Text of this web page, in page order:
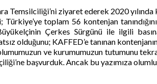
Temsilciliği’ni ziyaret ederek 2020
toplam 56 kontenjan
Çerkes Sürgünü ile ilgili
olduğunu; KAFFED’e tanınan
ve kurumumuzun tutumunu
başvurduk. Ancak bu yazımıza